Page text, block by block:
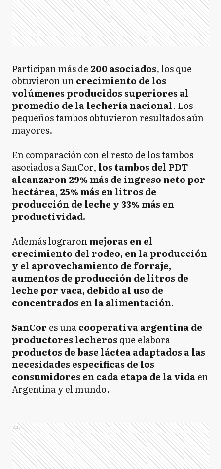
Participan más de 200 asociados, los que
obtuvieron uncrecimiento de los
volúmenes producidos superiores al
promedio de la lechería nacional. Los
pequeños tambos obtuvieron resultados aún
mayores.
En comparación con el resto de los tambos
asociados a SanCor, los tambos del PDT
alcanzaron 29% más de ingreso neto por
hectárea, 25% más en litros de
producción de leche y 33% más en
productividad.
Además lograronmejoras en el
crecimiento del rodeo, en la producción
y el aprovechamiento de forraje,
aumentos de producción de litros de
leche por vaca, debido al uso de
concentrados en la alimentación.
SanCor es unacooperativa argentina de
productores lecheros que elabora
productos de base láctea adaptados a las
necesidades específicas de los
consumidores en cada etapa de la vidaen
Argentina y el mundo.
Ads